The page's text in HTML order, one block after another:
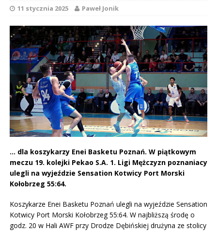
11 stycznia 2025 Paweł Jonik
… dla koszykarzy Enei Basketu Poznań. W piątkowym
meczu 19. kolejki Pekao S.A. 1. Ligi Mężczyzn poznaniacy
ulegli na wyjeździe Sensation Kotwicy Port Morski
Kołobrzeg 55:64.
Koszykarze Enei Basketu Poznań ulegli na wyjeździe Sensation
Kotwicy Port Morski Kołobrzeg 55:64. W najbliższą środę o
godz. 20 w Hali AWF przy Drodze Dębińskiej drużyna ze stolicy